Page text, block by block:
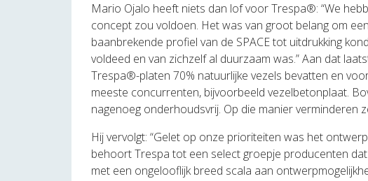
Mario Ojalo heeft niets dan lof voor Trespa®: “We
concept zou voldoen. Het was van groot belang om
baanbrekende profiel van de SPACE tot uitdrukking
voldeed en van zichzelf al duurzaam was.” Aan dat
Trespa®-platen 70% natuurlijke vezels bevatten en
meeste concurrenten, bijvoorbeeld vezelbetonplaat.
nagenoeg onderhoudsvrij. Op die manier verminderen
Hij vervolgt: “Gelet op onze prioriteiten was het
behoort Trespa tot een select groepje producenten
met een ongelooflijk breed scala aan